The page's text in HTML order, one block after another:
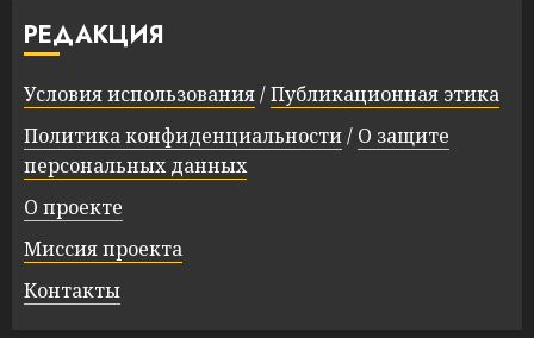
РЕДАКЦИЯ
Условия использования/Публикационная этика
Политика конфиденциальности/ О защите
персональных данных
О проекте
Миссия проекта
Контакты